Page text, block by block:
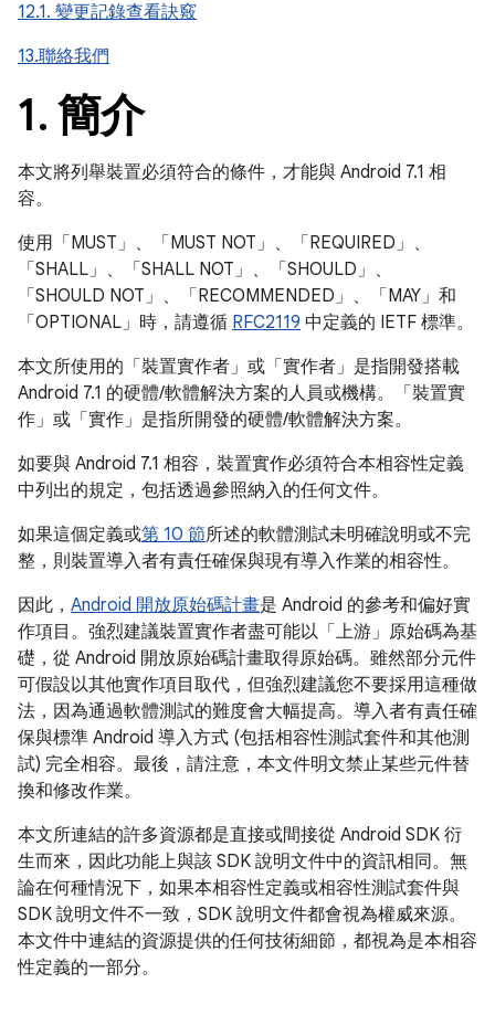
12.1. 變更記錄查看訣竅
13.聯絡我們
1. 簡介
本文將列舉裝置必須符合的條件，才能與 Android 7.1 相
容。
使用「MUST」、「MUST NOT」、「REQUIRED」、
「SHALL」、「SHALL NOT」、「SHOULD」、
「SHOULD NOT」、「RECOMMENDED」、「MAY」和
「OPTIONAL」時，請遵循 RFC2119 中定義的 IETF 標準。
本文所使用的「裝置實作者」或「實作者」是指開發搭載
Android 7.1 的硬體/軟體解決方案的人員或機構。「裝置實
作」或「實作」是指所開發的硬體/軟體解決方案。
如要與 Android 7.1 相容，裝置實作必須符合本相容性定義
中列出的規定，包括透過參照納入的任何文件。
如果這個定義或第 10 節所述的軟體測試未明確說明或不完
整，則裝置導入者有責任確保與現有導入作業的相容性。
因此， Android 開放原始碼計畫是 Android 的參考和偏好實
作項目。強烈建議裝置實作者盡可能以「上游」原始碼為基
礎，從 Android 開放原始碼計畫取得原始碼。雖然部分元件
可假設以其他實作項目取代，但強烈建議您不要採用這種做
法，因為通過軟體測試的難度會大幅提高。導入者有責任確
保與標準 Android 導入方式 (包括相容性測試套件和其他測
試) 完全相容。最後，請注意，本文件明文禁止某些元件替
換和修改作業。
本文所連結的許多資源都是直接或間接從 Android SDK 衍
生而來，因此功能上與該 SDK 說明文件中的資訊相同。無
論在何種情況下，如果本相容性定義或相容性測試套件與
SDK 說明文件不一致，SDK 說明文件都會視為權威來源。
本文件中連結的資源提供的任何技術細節，都視為是本相容
性定義的一部分。